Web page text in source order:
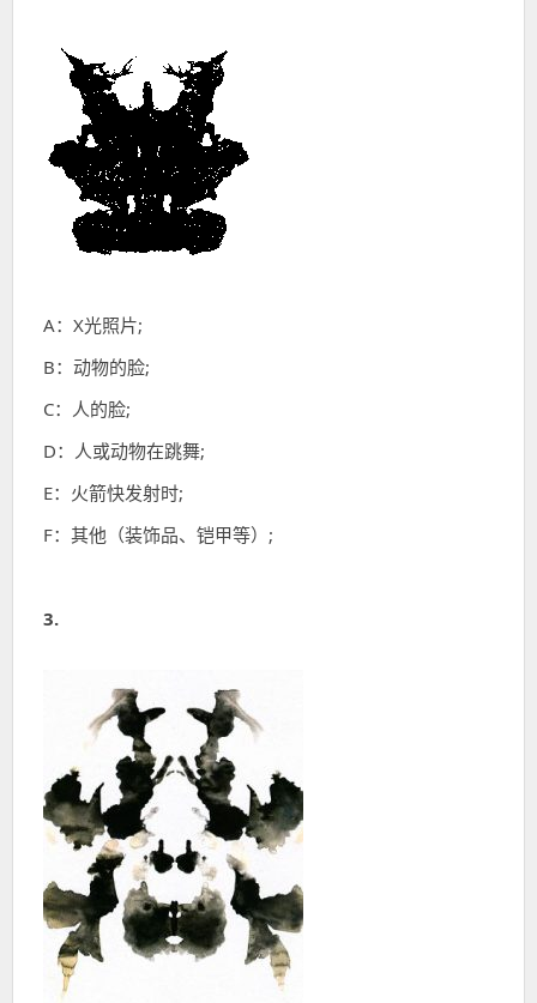
A：X光照片;
B：动物的脸;
C：人的脸;
D：人或动物在跳舞;
E：火箭快发射时;
F：其他（装饰品、铠甲等）;
3.